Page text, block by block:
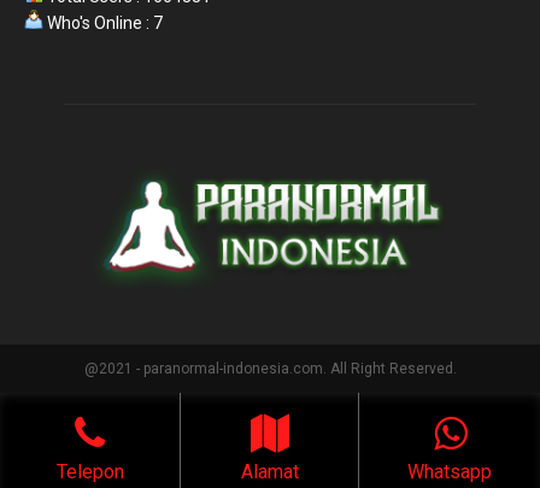
Who's Online : 7
@2021 - paranormal-indonesia.com. All Right Reserved.
Telepon Alamat Whatsapp